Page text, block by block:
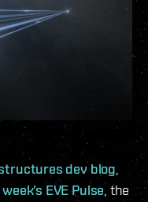
dev blog,
EVE Pulse, the